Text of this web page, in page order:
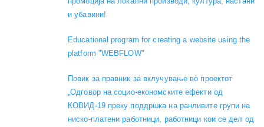
и убавини!
Educational program for creating a website using the
platform "WEBFLOW"
Повик за правник за вклучување во проектот
„Одговор на социо-економските ефекти од
КОВИД-19 преку поддршка на ранливите групи на
ниско-платени работници, работници кои се дел од